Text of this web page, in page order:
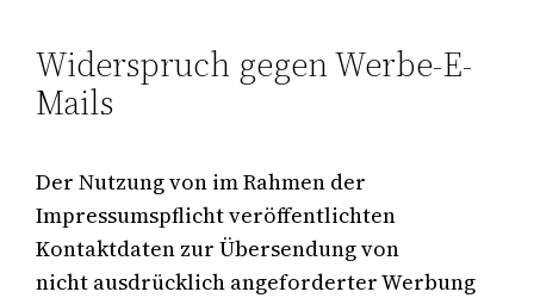
Widerspruch gegen Werbe-E-
Mails
Der Nutzung von im Rahmen der
Impressumspflicht veröffentlichten
Kontaktdaten zur Übersendung von
nicht ausdrücklich angeforderter Werbung